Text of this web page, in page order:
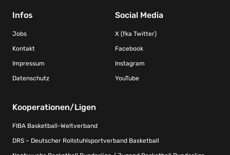
Infos
Jobs
Kontakt
Impressum
Datenschutz
Social Media
X (fka Twitter)
Facebook
Instagram
YouTube
Kooperationen/Ligen
FIBA Basketball-Weltverband
DRS – Deutscher Rollstuhlsportverband Basketball